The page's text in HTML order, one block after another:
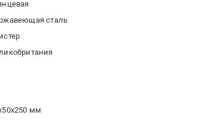
сталь
мм